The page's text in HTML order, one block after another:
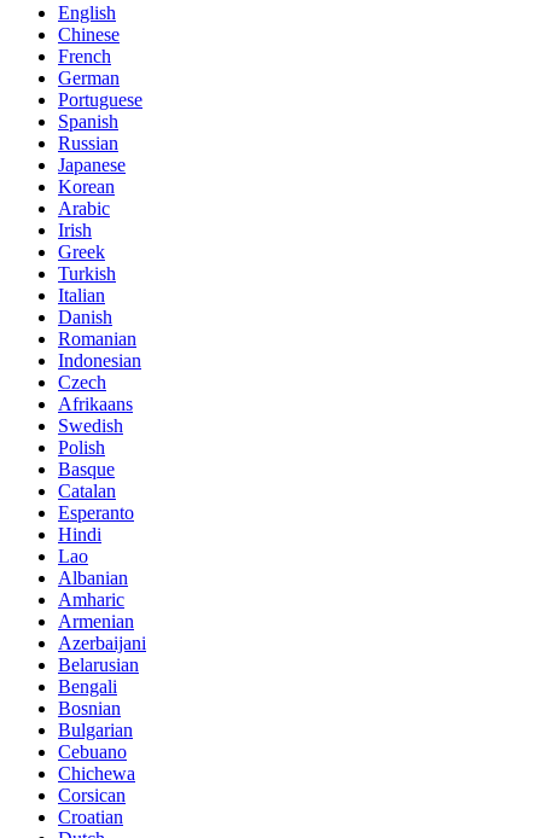
English
Chinese
French
German
Portuguese
Spanish
Russian
Japanese
Korean
Arabic
Irish
Greek
Turkish
Italian
Danish
Romanian
Indonesian
Czech
Afrikaans
Swedish
Polish
Basque
Catalan
Esperanto
Hindi
Lao
Albanian
Amharic
Armenian
Azerbaijani
Belarusian
Bengali
Bosnian
Bulgarian
Cebuano
Chichewa
Corsican
Croatian